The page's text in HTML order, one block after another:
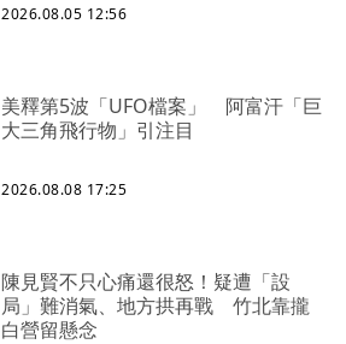
2026.08.05 12:56
美釋第5波「UFO檔案」 阿富汗「巨
大三角飛行物」引注目
2026.08.08 17:25
陳見賢不只心痛還很怒！疑遭「設
局」難消氣、地方拱再戰 竹北靠攏
白營留懸念